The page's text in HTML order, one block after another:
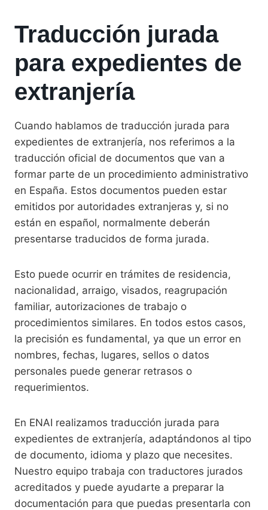
Traducción jurada
para expedientes de
extranjería
Cuando hablamos de traducción jurada para
expedientes de extranjería, nos referimos a la
traducción oficial de documentos que van a
formar parte de un procedimiento administrativo
en España. Estos documentos pueden estar
emitidos por autoridades extranjeras y, si no
están en español, normalmente deberán
presentarse traducidos de forma jurada.
Esto puede ocurrir en trámites de residencia,
nacionalidad, arraigo, visados, reagrupación
familiar, autorizaciones de trabajo o
procedimientos similares. En todos estos casos,
la precisión es fundamental, ya que un error en
nombres, fechas, lugares, sellos o datos
personales puede generar retrasos o
requerimientos.
En ENAI realizamos traducción jurada para
expedientes de extranjería, adaptándonos al tipo
de documento, idioma y plazo que necesites.
Nuestro equipo trabaja con traductores jurados
acreditados y puede ayudarte a preparar la
documentación para que puedas presentarla con